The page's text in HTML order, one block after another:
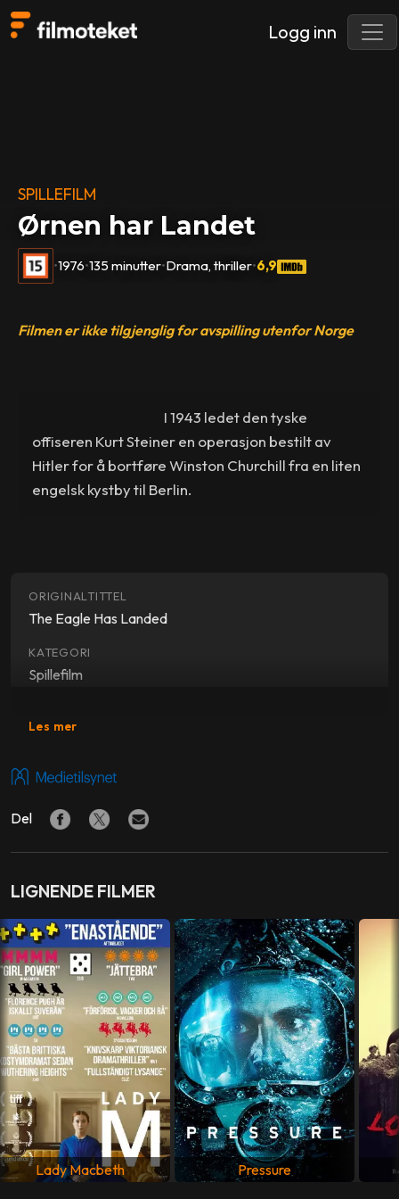
Logg inn
SPILLEFILM
Ørnen har Landet
•1976•135 minutter•Drama, thriller•6,9
Filmen er ikke tilgjenglig for avspilling utenfor Norge
I 1943 ledet den tyske
offiseren Kurt Steiner en operasjon bestilt av
Hitler for å bortføre Winston Churchill fra en liten
engelsk kystby til Berlin.
ORIGINALTITTEL
The Eagle Has Landed
KATEGORI
Spillefilm
Drama, thriller
SKUESPILLERE
Agutter
Donald Pleasance
MANUS
Tom Mankiewicz
LAND
Storbritannia
SPRÅK
Engelsk
Les mer
Del
LIGNENDE FILMER
Lady Macbeth Pressure